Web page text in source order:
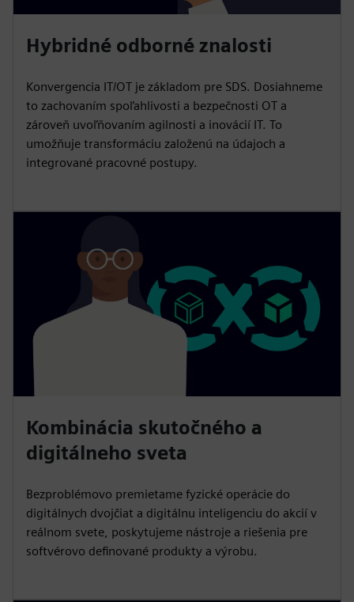
Hybridné odborné znalosti
Konvergencia IT/OT je základom pre SDS. Dosiahneme
to zachovaním spoľahlivosti a bezpečnosti OT a
zároveň uvoľňovaním agilnosti a inovácií IT. To
umožňuje transformáciu založenú na údajoch a
integrované pracovné postupy.
Kombinácia skutočného a
digitálneho sveta
Bezproblémovo premietame fyzické operácie do
digitálnych dvojčiat a digitálnu inteligenciu do akcií v
reálnom svete, poskytujeme nástroje a riešenia pre
softvérovo definované produkty a výrobu.